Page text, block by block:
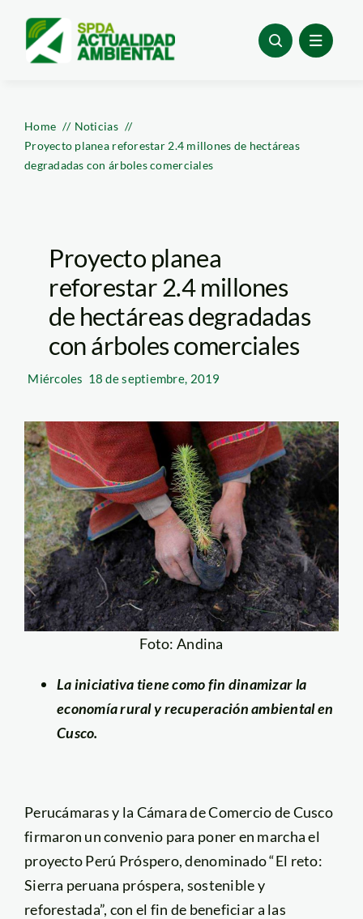
content
Home
Noticias
Proyecto planea reforestar 2.4 millones de hectáreas
degradadas con árboles comerciales
Proyecto planea
reforestar 2.4 millones
de hectáreas degradadas
con árboles comerciales
Miércoles 18 de septiembre, 2019
Foto: Andina
La iniciativa tiene como fin dinamizar la
economía rural y recuperación ambiental en
Cusco.
Perucámaras y la Cámara de Comercio de Cusco
firmaron un convenio para poner en marcha el
proyecto Perú Próspero, denominado “El reto:
Sierra peruana próspera, sostenible y
reforestada”, con el fin de beneficiar a las